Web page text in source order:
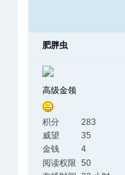
肥胖虫
高级金领
积分
283
威望
35
金钱
4
阅读权限 50